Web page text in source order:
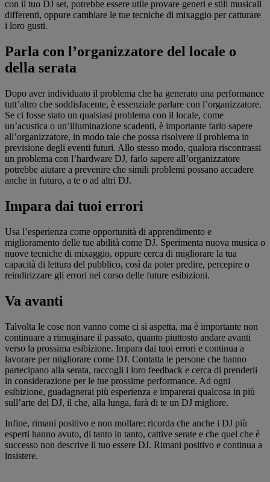
con il tuo DJ set, potrebbe essere utile provare generi e stili musicali
differenti, oppure cambiare le tue tecniche di mixaggio per catturare
i loro gusti.
Parla con l’organizzatore del locale o
della serata
Dopo aver individuato il problema che ha generato una performance
tutt’altro che soddisfacente, è essenziale parlare con l’organizzatore.
Se ci fosse stato un qualsiasi problema con il locale, come
un’acustica o un’illuminazione scadenti, è importante farlo sapere
all’organizzatore, in modo tale che possa risolvere il problema in
previsione degli eventi futuri. Allo stesso modo, qualora riscontrassi
un problema con l’hardware DJ, farlo sapere all’organizzatore
potrebbe aiutare a prevenire che simili problemi possano accadere
anche in futuro, a te o ad altri DJ.
Impara dai tuoi errori
Usa l’esperienza come opportunità di apprendimento e
miglioramento delle tue abilità come DJ. Sperimenta nuova musica o
nuove tecniche di mixaggio, oppure cerca di migliorare la tua
capacità di lettura del pubblico, così da poter predire, percepire o
reindirizzare gli errori nel corso delle future esibizioni.
Va avanti
Talvolta le cose non vanno come ci si aspetta, ma è importante non
continuare a rimuginare il passato, quanto piuttosto andare avanti
verso la prossima esibizione. Impara dai tuoi errori e continua a
lavorare per migliorare come DJ. Contatta le persone che hanno
partecipano alla serata, raccogli i loro feedback e cerca di prenderli
in considerazione per le tue prossime performance. Ad ogni
esibizione, guadagnerai più esperienza e imparerai qualcosa in più
sull’arte del DJ, il che, alla lunga, farà di te un DJ migliore.
Infine, rimani positivo e non mollare: ricorda che anche i DJ più
esperti hanno avuto, di tanto in tanto, cattive serate e che quel che è
successo non descrive il tuo essere DJ. Rimani positivo e continua a
insistere.